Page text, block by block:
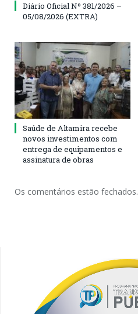
Diário Oficial Nº 381/2026 –
05/08/2026 (EXTRA)
Saúde de Altamira recebe
novos investimentos com
entrega de equipamentos e
assinatura de obras
Os comentários estão fechados.